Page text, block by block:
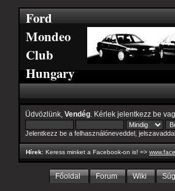
Ford
Mondeo
Club
Hungary
Üdvözlünk, Vendég . Kérlek jelentkezz be
Jelentkezz be a felhasználóneveddel,
Hírek: Keress minket a Facebook-on is! =>
Főoldal Forum Wiki